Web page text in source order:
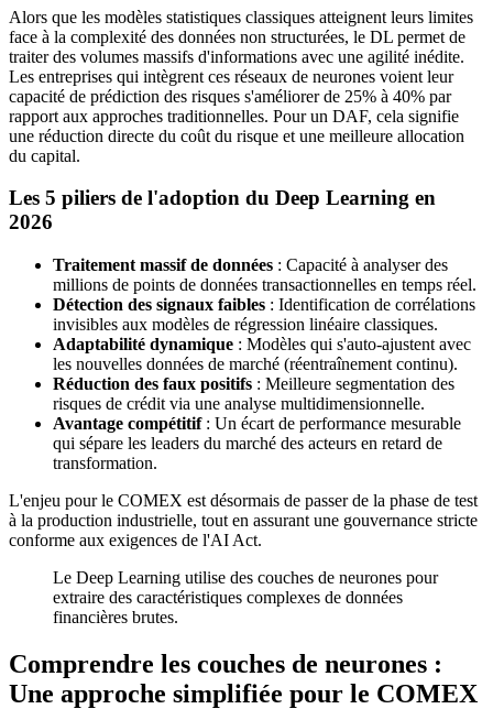
Alors que les modèles statistiques classiques atteignent leurs limites
face à la complexité des données non structurées, le DL permet de
traiter des volumes massifs d'informations avec une agilité inédite.
Les entreprises qui intègrent ces réseaux de neurones voient leur
capacité de prédiction des risques s'améliorer de 25% à 40% par
rapport aux approches traditionnelles. Pour un DAF, cela signifie
une réduction directe du coût du risque et une meilleure allocation
du capital.
Les 5 piliers de l'adoption du Deep Learning en
2026
Traitement massif de données : Capacité à analyser des
millions de points de données transactionnelles en temps réel.
Détection des signaux faibles : Identification de corrélations
invisibles aux modèles de régression linéaire classiques.
Adaptabilité dynamique : Modèles qui s'auto-ajustent avec
les nouvelles données de marché (réentraînement continu).
Réduction des faux positifs : Meilleure segmentation des
risques de crédit via une analyse multidimensionnelle.
Avantage compétitif: Un écart de performance mesurable
qui sépare les leaders du marché des acteurs en retard de
transformation.
L'enjeu pour le COMEX est désormais de passer de la phase de test
à la production industrielle, tout en assurant une gouvernance stricte
conforme aux exigences de l'AI Act.
Le Deep Learning utilise des couches de neurones pour
extraire des caractéristiques complexes de données
financières brutes.
Comprendre les couches de neurones :
Une approche simplifiée pour le COMEX